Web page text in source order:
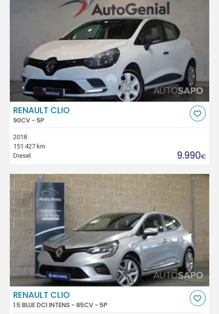
RENAULT CLIO
90CV - 5P
2018
151.427 km
Diesel
9.990€
RENAULT CLIO
1.5 BLUE DCI INTENS - 85CV - 5P